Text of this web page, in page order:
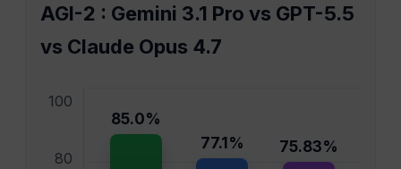
AGI-2 : Gemini 3.1 Pro vs GPT-5.5
vs Claude Opus 4.7
100
80
85.0%
77.1% 75.83%